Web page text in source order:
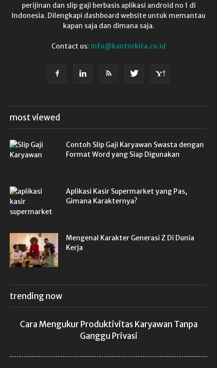
perijinan dan slip gaji berbasis aplikasi android no 1 di
Indonesia. Dilengkapi dashboard website untuk memantau
kapan saja dan dimana saja.
Contact us: info@kantorkita.co.id
most viewed
Contoh Slip Gaji Karyawan Swasta dengan
Format Word yang Siap Digunakan
Aplikasi Kasir Supermarket yang Pas,
Gimana Karakternya?
Mengenal Karakter Generasi Z Di Dunia
Kerja
trending now
Cara Mengukur Produktivitas Karyawan Tanpa
Ganggu Privasi